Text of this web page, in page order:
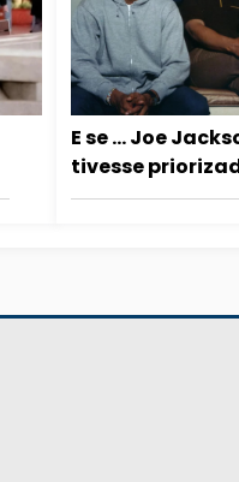
E se … Joe
tivesse
audição na